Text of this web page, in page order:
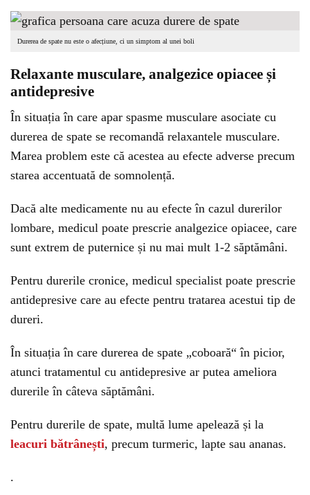
Durerea de spate nu este o afecțiune, ci un simptom al unei boli
Relaxante musculare, analgezice opiacee și
antidepresive
În situația în care apar spasme musculare asociate cu
durerea de spate se recomandă relaxantele musculare.
Marea problem este că acestea au efecte adverse precum
starea accentuată de somnolență.
Dacă alte medicamente nu au efecte în cazul durerilor
lombare, medicul poate prescrie analgezice opiacee, care
sunt extrem de puternice și nu mai mult 1-2 săptămâni.
Pentru durerile cronice, medicul specialist poate prescrie
antidepresive care au efecte pentru tratarea acestui tip de
dureri.
În situația în care durerea de spate „coboară“ în picior,
atunci tratamentul cu antidepresive ar putea ameliora
durerile în câteva săptămâni.
Pentru durerile de spate, multă lume apelează și la
leacuri bătrânești, precum turmeric, lapte sau ananas.
.